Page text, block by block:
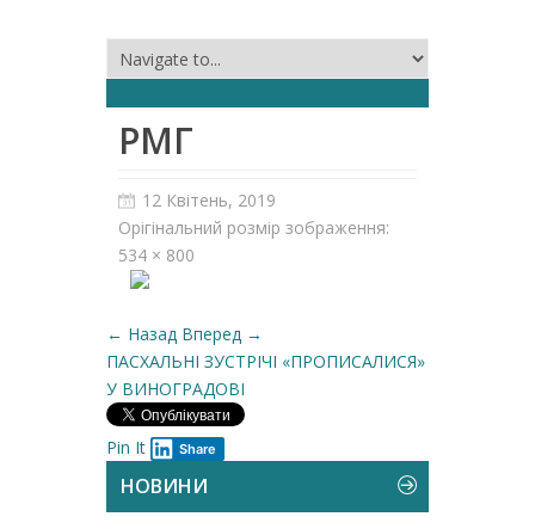
РМГ
12 Квітень, 2019
Орігінальний розмір зображення:
534 × 800
← Назад Вперед →
ПАСХАЛЬНІ ЗУСТРІЧІ «ПРОПИСАЛИСЯ»
У ВИНОГРАДОВІ
Pin It Share
НОВИНИ